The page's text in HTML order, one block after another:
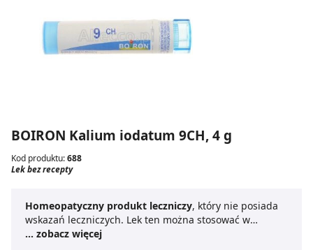
BOIRON Kalium iodatum 9CH, 4 g
Kod produktu:688
Lek bez recepty
Homeopatyczny produkt leczniczy, który nie posiada
wskazań leczniczych. Lek ten można stosować w
leczeniu różnych chorób. Ze względu na szerokie
... zobacz więcej